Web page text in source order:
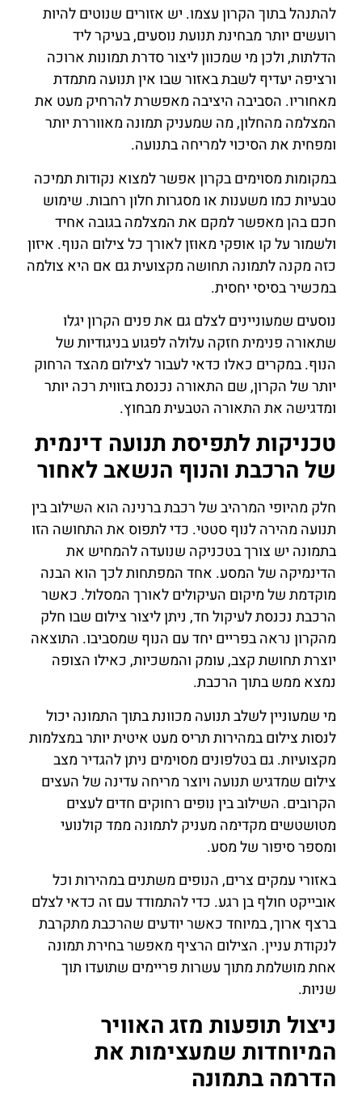
להתנהל בתוך הקרון עצמו. יש אזורים שנוטים להיות
רועשים יותר מבחינת תנועת נוסעים, בעיקר ליד
הדלתות, ולכן מי שמכוון ליצור סדרת תמונות ארוכה
ורציפה יעדיף לשבת באזור שבו אין תנועה מתמדת
מאחוריו. הסביבה היציבה מאפשרת להרחיק מעט את
המצלמה מהחלון, מה שמעניק תמונה מאווררת יותר
ומפחית את הסיכוי למריחה בתנועה.
במקומות מסוימים בקרון אפשר למצוא נקודות תמיכה
טבעיות כמו משענות או מסגרות חלון רחבות. שימוש
חכם בהן מאפשר למקם את המצלמה בגובה אחיד
ולשמור על קו אופקי מאוזן לאורך כל צילום הנוף. איזון
כזה מקנה לתמונה תחושה מקצועית גם אם היא צולמה
במכשיר בסיסי יחסית.
נוסעים שמעוניינים לצלם גם את פנים הקרון יגלו
שתאורה פנימית חזקה עלולה לפגוע בניגודיות של
הנוף. במקרים כאלו כדאי לעבור לצילום מהצד הרחוק
יותר של הקרון, שם התאורה נכנסת בזווית רכה יותר
ומדגישה את התאורה הטבעית מבחוץ.
טכניקות לתפיסת תנועה דינמית
של הרכבת והנוף הנשאב לאחור
חלק מהיופי המרהיב של רכבת ברנינה הוא השילוב בין
תנועה מהירה לנוף סטטי. כדי לתפוס את התחושה הזו
בתמונה יש צורך בטכניקה שנועדה להמחיש את
הדינמיקה של המסע. אחד המפתחות לכך הוא הבנה
מוקדמת של מיקום העיקולים לאורך המסלול. כאשר
הרכבת נכנסת לעיקול חד, ניתן ליצור צילום שבו חלק
מהקרון נראה בפריים יחד עם הנוף שמסביבו. התוצאה
יוצרת תחושת קצב, עומק והמשכיות, כאילו הצופה
נמצא ממש בתוך הרכבת.
מי שמעוניין לשלב תנועה מכוונת בתוך התמונה יכול
לנסות צילום במהירות תריס מעט איטית יותר במצלמות
מקצועיות. גם בטלפונים מסוימים ניתן להגדיר מצב
צילום שמדגיש תנועה ויוצר מריחה עדינה של העצים
הקרובים. השילוב בין נופים רחוקים חדים לעצים
מטושטשים מקדימה מעניק לתמונה ממד קולנועי
ומספר סיפור של מסע.
באזורי עמקים צרים, הנופים משתנים במהירות וכל
אובייקט חולף בן רגע. כדי להתמודד עם זה כדאי לצלם
ברצף ארוך, במיוחד כאשר יודעים שהרכבת מתקרבת
לנקודת עניין. הצילום הרציף מאפשר בחירת תמונה
אחת מושלמת מתוך עשרות פריימים שתועדו תוך
שניות.
ניצול תופעות מזג האוויר
המיוחדות שמעצימות את
הדרמה בתמונה